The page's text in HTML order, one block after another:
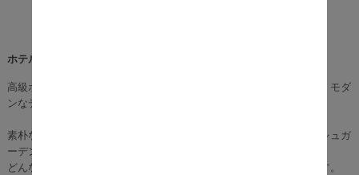
ホテルグレードの空間にコーディネート。
高級ホテルやテーマパークなどで使われているマグネシウム素材を、モダ
ンなデザインと機能性にアップデート。
素朴な石造りの風合いがあり、北欧やシックスタイル、イングリッシュガ
ーデン、フレンチカントリー、インダストリアル、西海岸etc...、
どんなテイストの空間にも上質感を与え、植物の魅力を引き立てます。